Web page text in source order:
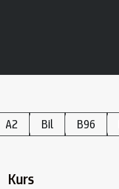
A2 Bil B96
Kurs